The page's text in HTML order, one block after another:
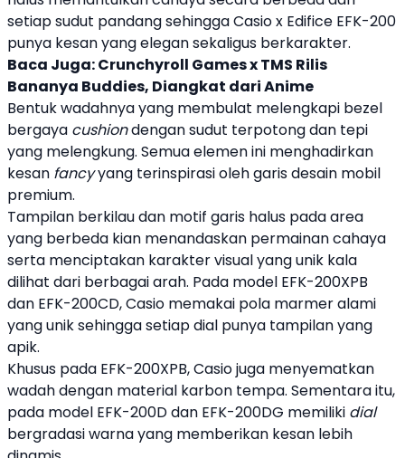
setiap sudut pandang sehinggaCasiox Edifice EFK-200
punya kesan yang elegan sekaligus berkarakter.
Baca Juga:Crunchyroll Games x TMS Rilis
Bananya Buddies, Diangkat dari Anime
Bentuk wadahnya yang membulat melengkapi bezel
bergaya cushiondengan sudut terpotong dan tepi
yang melengkung. Semua elemen ini menghadirkan
kesan fancyyang terinspirasi oleh garis desain mobil
premium.
Tampilan berkilau dan motif garis halus pada area
yang berbeda kian menandaskan permainan cahaya
serta menciptakan karakter visual yang unik kala
dilihat dari berbagai arah. Pada model EFK-200XPB
dan EFK-200CD,Casio memakai pola marmer alami
yang unik sehingga setiap dial punya tampilan yang
apik.
Khusus pada EFK-200XPB,Casiojuga menyematkan
wadah dengan material karbon tempa. Sementara itu,
pada model EFK-200D dan EFK-200DG memiliki dial
bergradasi warna yang memberikan kesan lebih